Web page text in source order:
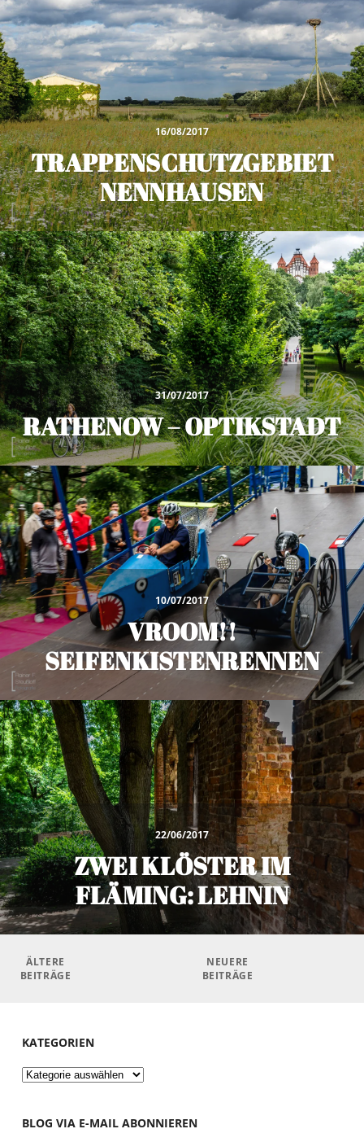
16/08/2017
TRAPPENSCHUTZGEBIET
NENNHAUSEN
31/07/2017
RATHENOW – OPTIKSTADT
10/07/2017
VROOM!!
SEIFENKISTENRENNEN
22/06/2017
ZWEI KLÖSTER IM
FLÄMING: LEHNIN
ÄLTERE
BEITRÄGE
NEUERE
BEITRÄGE
KATEGORIEN
Kategorien
BLOG VIA E-MAIL ABONNIEREN